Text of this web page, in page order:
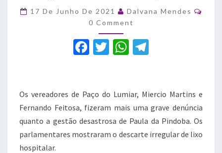
denunciam
descarte
irregular
de
lixo
17 De Junho De 2021 Dalvana Mendes
0 Comment
F
e
b
o
o
T
te
r
W
s
A
p
p
gr
a
m
Os vereadores de Paço do Lumiar, Miercio Martins e
Fernando Feitosa, fizeram mais uma grave denúncia
quanto a gestão desastrosa de Paula da Pindoba. Os
parlamentares mostraram o descarte irregular de lixo
hospitalar.